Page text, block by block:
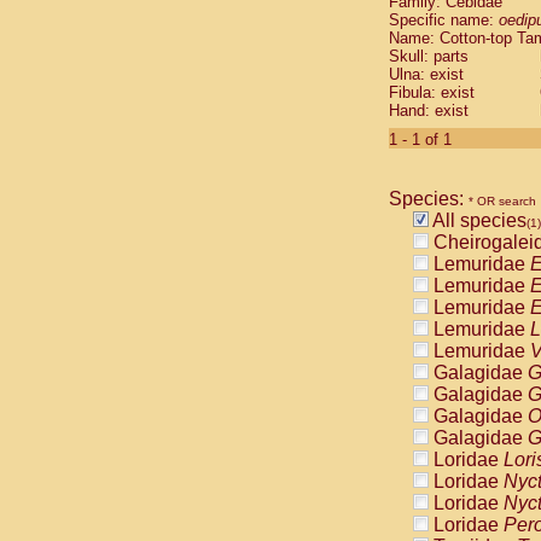
Cebidae
Cebidae
Cebidae
Cebidae
Cebidae
Cebidae
Cebidae
Cebidae
Cebidae
Cebidae
Cebidae
Cebidae
Atelidae
Atelidae
Atelidae
Atelidae
Atelidae
Atelidae
Atelidae
Atelidae
Atelidae
Atelidae
Pitheciidae
Specific name:
Name: Cotton-top
Skull: parts
Ulna: exist
Fibula: exist
Hand: exist
1 - 1 of 1
Species: * OR search
All species(1)
Lemuridae
Lemuridae
Lemuridae
Lemuridae
Lemuridae
Galagidae
Galagidae
Galagidae
Galagidae
Loridae
Loridae
Loridae
Loridae